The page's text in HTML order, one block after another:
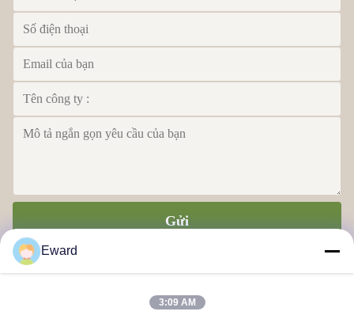
Gửi
Eward
3:09 AM